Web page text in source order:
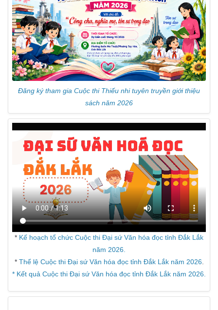
e
Đăng ký tham gia Cuộc thi Thiếu nhi tuyên truyền giới thiệu
sách năm 2026
* Kế hoạch tổ chức Cuộc thi Đại sứ Văn hóa đọc tỉnh Đắk Lắk
năm 2026.
* Thể lệ Cuộc thi Đại sứ Văn hóa đọc tỉnh Đắk Lắk năm 2026.
* Kết quả Cuộc thi Đại sứ Văn hóa đọc tỉnh Đắk Lắk năm 2026.